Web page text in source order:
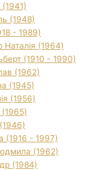
(1948)
- 1989)
Наталія (1964)
(1910 - 1990)
(1962)
(1945)
(1956)
(1965)
(1916 - 1997)
(1962)
(1984)